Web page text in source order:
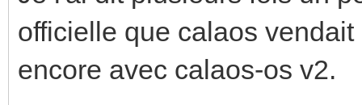
officielle que calaos
encore avec calaos-os v2.